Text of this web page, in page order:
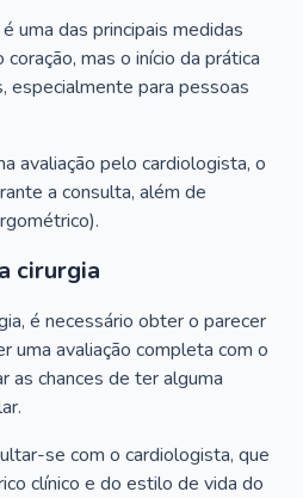
uma das principais medidas
mas o início da prática
especialmente para pessoas
avaliação pelo cardiologista, o
a consulta, além de
cirurgia
é necessário obter o parecer
uma avaliação completa com o
as chances de ter alguma
se com o cardiologista, que
clínico e do estilo de vida do